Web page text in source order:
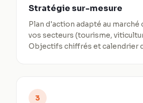
Stratégie sur-mesure
Plan d'action adapté au marché
vos secteurs (tourisme,
Objectifs chiffrés et calendrier
3